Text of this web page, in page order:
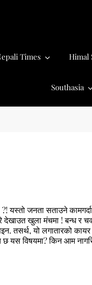
Times Himal
Southasia
जनता सताउने
खुला मंचमा ! बन्ध र
तसर्थ, यो लगातारको
छ यस विषयमा? किन आम